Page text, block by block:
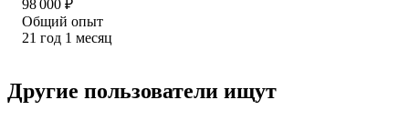
98 000 ₽
Общий опыт
21 год 1 месяц
Другие пользователи ищут